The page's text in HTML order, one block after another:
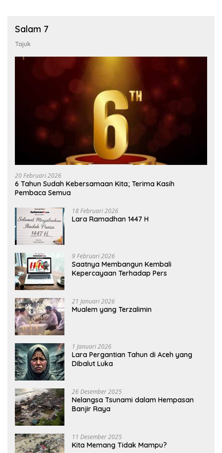
Salam 7
Tajuk
20 Februari 2026
6 Tahun Sudah Kebersamaan Kita; Terima Kasih
Pembaca Semua
18 Februari 2026
Lara Ramadhan 1447 H
9 Februari 2026
Saatnya Membangun Kembali
Kepercayaan Terhadap Pers
21 Januari 2026
Mualem yang Terzalimin
1 Januari 2026
Lara Pergantian Tahun di Aceh yang
Dibalut Luka
26 Desember 2025
Nelangsa Tsunami dalam Hempasan
Banjir Raya
11 Desember 2025
Kita Memang Tidak Mampu?